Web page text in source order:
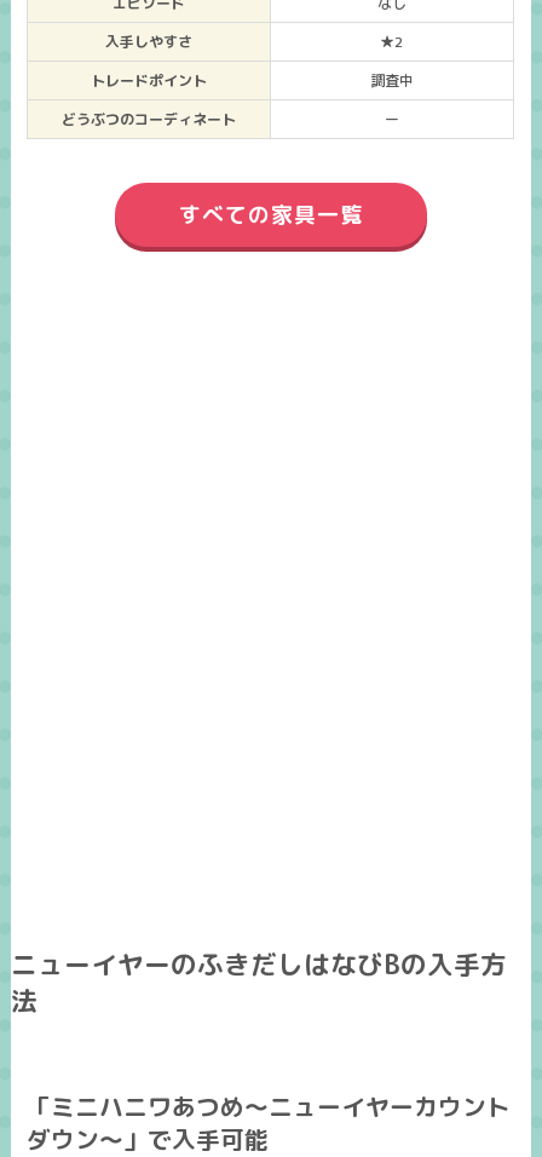
入手しやすさ
★2
トレードポイント
調査中
どうぶつのコーディネート
ー
すべての家具一覧
ニューイヤーのふきだしはなびBの入手方
法
「ミニハニワあつめ～ニューイヤーカウント
ダウン～」で入手可能